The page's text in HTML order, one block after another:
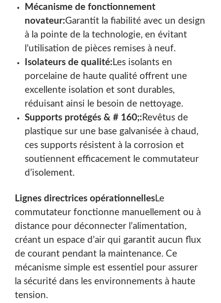
Mécanisme de fonctionnement
novateur:Garantit la fiabilité avec un design
à la pointe de la technologie, en évitant
l’utilisation de pièces remises à neuf.
Isolateurs de qualité: Les isolants en
porcelaine de haute qualité offrent une
excellente isolation et sont durables,
réduisant ainsi le besoin de nettoyage.
Supports protégés & # 160;: Revêtus de
plastique sur une base galvanisée à chaud,
ces supports résistent à la corrosion et
soutiennent efficacement le commutateur
d’isolement.
Lignes directrices opérationnellesLe
commutateur fonctionne manuellement ou à
distance pour déconnecter l’alimentation,
créant un espace d’air qui garantit aucun flux
de courant pendant la maintenance. Ce
mécanisme simple est essentiel pour assurer
la sécurité dans les environnements à haute
tension.